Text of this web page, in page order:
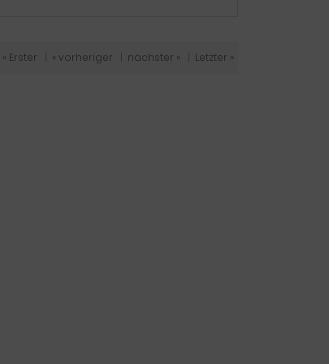
« Erster « vorheriger nächster » Letzter »